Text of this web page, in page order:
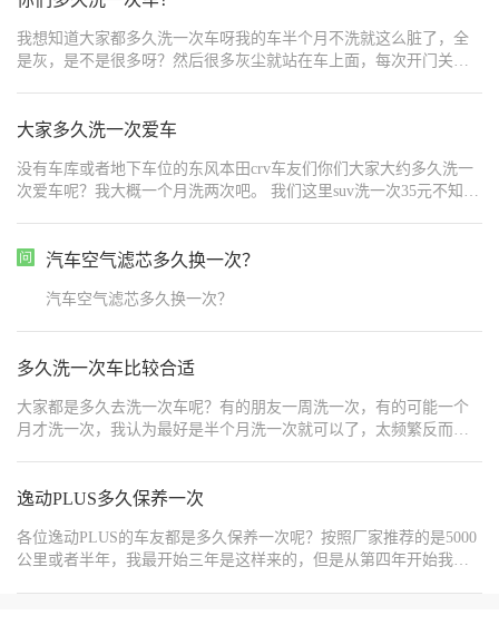
我想知道大家都多久洗一次车呀我的车半个月不洗就这么脏了，全
是灰，是不是很多呀？然后很多灰尘就站在车上面，每次开门关门
大家多久洗一次爱车
没有车库或者地下车位的东风本田crv车友们你们大家大约多久洗一
次爱车呢？我大概一个月洗两次吧。 我们这里suv洗一次35元不知道
汽车空气滤芯多久换一次？
汽车空气滤芯多久换一次？
多久洗一次车比较合适
大家都是多久去洗一次车呢？有的朋友一周洗一次，有的可能一个
月才洗一次，我认为最好是半个月洗一次就可以了，太频繁反而容
逸动PLUS多久保养一次
各位逸动PLUS的车友都是多久保养一次呢？按照厂家推荐的是5000
公里或者半年，我最开始三年是这样来的，但是从第四年开始我就